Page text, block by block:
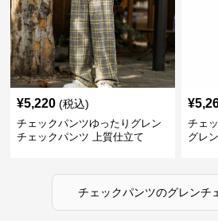
¥5,220 (税込)
チェックパンツゆったりグレン
チェックパンツ 上質仕立て
¥
チェ
グレ
チェックパンツのグレンチ